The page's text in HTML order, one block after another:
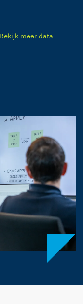
Bekijk meer data